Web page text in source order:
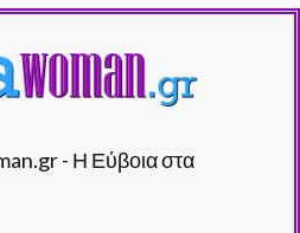
- Η Εύβοια στα